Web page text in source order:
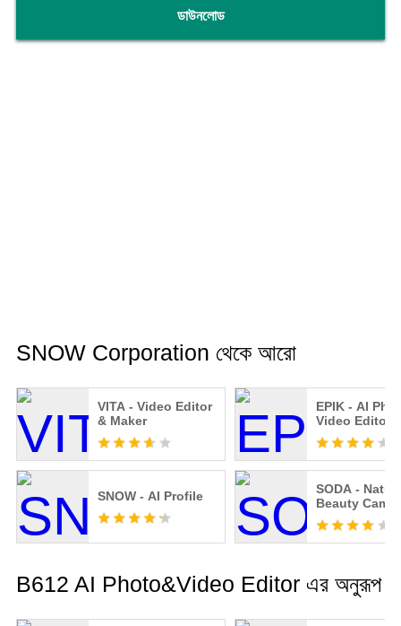
ডাউনলোড
SNOW Corporation থেকে আরো
VITA - Video Editor
& Maker
EPIK - AI
Video Editor
SNOW - AI Profile
SODA -
Beauty
B612 AI Photo&Video Editor এর অনুরূপ